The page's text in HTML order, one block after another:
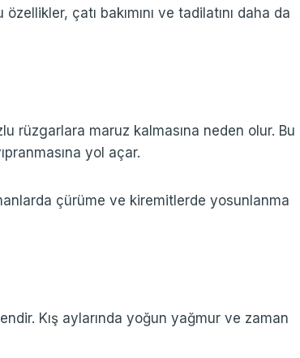
çatı bakımını ve tadilatını daha da
rüzgarlara maruz kalmasına neden olur. Bu
yol açar.
çürüme ve kiremitlerde yosunlanma
Kış aylarında yoğun yağmur ve zaman